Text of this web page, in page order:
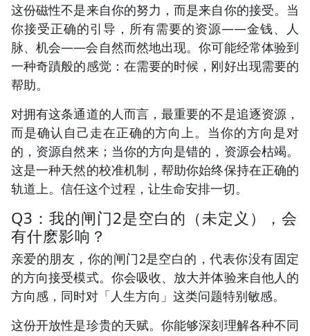
这份磁性不是来自你的努力，而是来自你的接受。当
你接受正确的引导，所有需要的资源——金钱、人
脉、机会——会自然而然地出现。你可能经常体验到
一种奇蹟般的感觉：在需要的时候，刚好出现需要的
帮助。
对拥有这条通道的人而言，最重要的不是追逐资源，
而是确认自己走在正确的方向上。当你的方向是对
的，资源自然来；当你的方向是错的，资源会枯竭。
这是一种天然的校准机制，帮助你始终保持在正确的
轨道上。信任这个过程，让生命安排一切。
Q3：我的闸门2是空白的（未定义），会
有什麽影响？
亲爱的朋友，你的闸门2是空白的，代表你没有固定
的方向接受模式。你会吸收、放大并体验来自他人的
方向感，同时对「人生方向」这类问题特别敏感。
这份开放性是珍贵的天赋。你能够深刻理解各种不同